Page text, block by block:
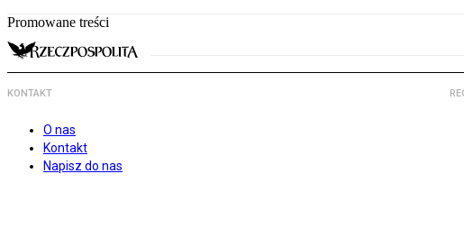
Promowane treści
KONTAKT
O nas
Kontakt
Napisz do nas